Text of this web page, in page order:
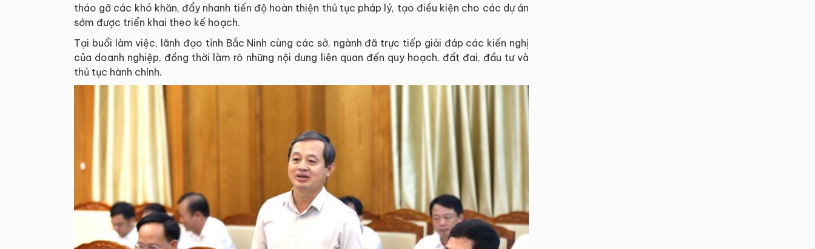
tháo gỡ các khó khăn, đẩy nhanh tiến độ hoàn thiện thủ tục pháp lý, tạo điều kiện cho các dự án
sớm được triển khai theo kế hoạch.
Tại buổi làm việc, lãnh đạo tỉnh Bắc Ninh cùng các sở, ngành đã trực tiếp giải đáp các kiến nghị
của doanh nghiệp, đồng thời làm rõ những nội dung liên quan đến quy hoạch, đất đai, đầu tư và
thủ tục hành chính.